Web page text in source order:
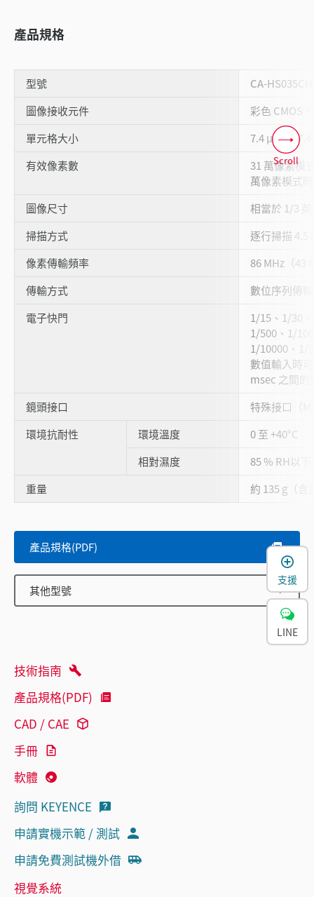
產品規格
型號
CA-HS035CH
圖像接收元件
彩色 CMOS
單元格大小
7.4 μm × 7.4
有效像素數
31 萬像素模
萬像素模式
圖像尺寸
相當於 1/3
掃描方式
逐行掃描 4.5
像素傳輸頻率
86 MHz（43
傳輸方式
數位序列傳輸
電子快門
1/15、1/30
1/500、1/
1/10000、1/
數值輸入時
msec 之間的
鏡頭接口
特殊接口（
環境抗耐性
環境溫度
0 至 +40°C
相對濕度
85 % RH以下
重量
約 135 g（
Scroll
產品規格(PDF)
其他型號
技術指南
產品規格(PDF)
CAD / CAE
手冊
軟體
詢問 KEYENCE
申請實機示範 / 測試
申請免費測試機外借
視覺系統
支援
LINE